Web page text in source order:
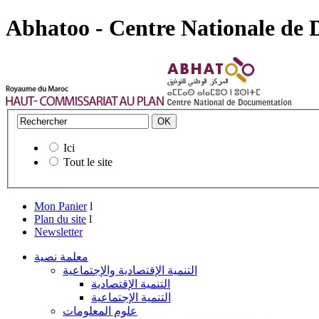
Abhatoo - Centre Nationale de
Ici
Tout le site
Mon Panier l
Plan du site l
Newsletter
معلمة نصية
التنمية الإقتصادية والإجتماعية
التنمية الإقتصادية
التنمية الإجتماعية
علوم المعلومات